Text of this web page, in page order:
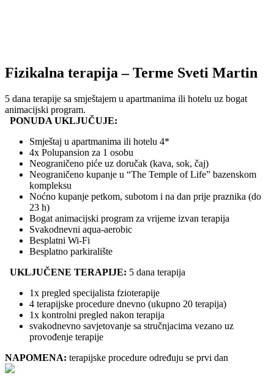
Fizikalna terapija – Terme Sveti Martin
5 dana terapije sa smještajem u apartmanima ili hotelu uz bogat
animacijski program.
PONUDA UKLJUČUJE:
Smještaj u apartmanima ili hotelu 4*
4x Polupansion za 1 osobu
Neograničeno piće uz doručak (kava, sok, čaj)
Neograničeno kupanje u “The Temple of Life” bazenskom
kompleksu
Noćno kupanje petkom, subotom i na dan prije praznika (do
23 h)
Bogat animacijski program za vrijeme izvan terapija
Svakodnevni aqua-aerobic
Besplatni Wi-Fi
Besplatno parkiralište
UKLJUČENE TERAPIJE: 5 dana terapija
1x pregled specijalista fzioterapije
4 terapijske procedure dnevno (ukupno 20 terapija)
1x kontrolni pregled nakon terapija
svakodnevno savjetovanje sa stručnjacima vezano uz
provođenje terapije
NAPOMENA: terapijske procedure određuju se prvi dan